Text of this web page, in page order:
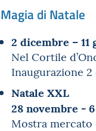
Magia di Natale
2 dicembre –
Nel Cortile
Inaugurazione
Natale XXL
28 novembre -
Mostra mercato